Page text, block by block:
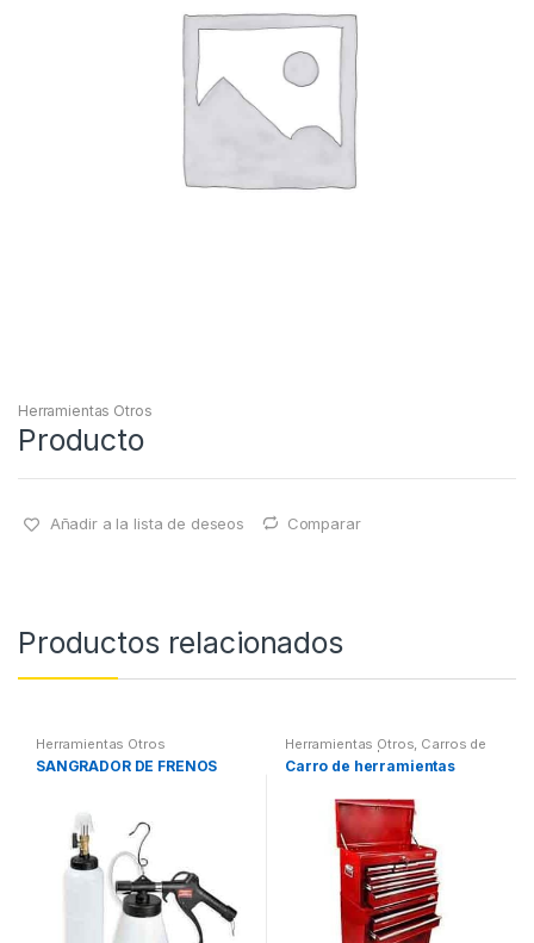
Herramientas Otros
Producto
Añadir a la lista de deseos Comparar
Productos relacionados
Herramientas Otros
SANGRADOR DE FRENOS
Herramientas Otros, Carros de
Herramientas | Bancos
Carro de herramientas